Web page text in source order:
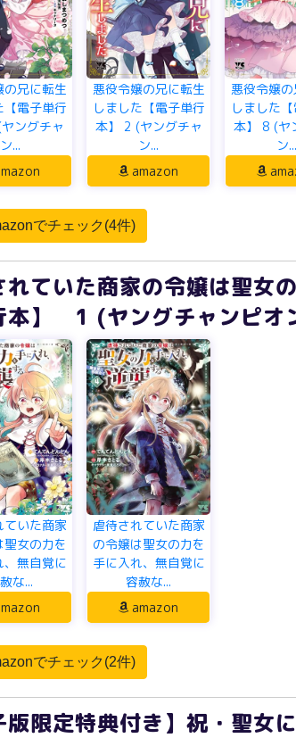
の兄に転生
【電子単行
ングチャ
ン...
悪役令嬢の兄に転生
しました【電子単行
本】 2 (ヤングチャ
ン...
amazon
悪役令嬢
しました
本】 8 (ヤ
ン...
でチェック(4件)
れていた商家の令嬢は聖女
本】 1 (ヤングチャンピオ
ていた商家
聖女の力を
、無自覚に
な...
虐待されていた商家
の令嬢は聖女の力を
手に入れ、無自覚に
容赦な...
amazon
でチェック(2件)
版限定特典付き】祝・聖